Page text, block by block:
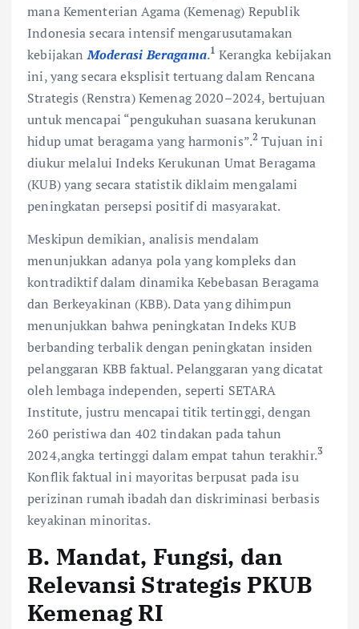
mana Kementerian Agama (Kemenag) Republik
Indonesia secara intensif mengarusutamakan
kebijakanModerasi Beragama.1 Kerangka kebijakan
ini, yang secara eksplisit tertuang dalam Rencana
Strategis (Renstra) Kemenag 2020–2024, bertujuan
untuk mencapai “pengukuhan suasana kerukunan
hidup umat beragama yang harmonis”.2 Tujuan ini
diukur melalui Indeks Kerukunan Umat Beragama
(KUB) yang secara statistik diklaim mengalami
peningkatan persepsi positif di masyarakat.
Meskipun demikian, analisis mendalam
menunjukkan adanya pola yang kompleks dan
kontradiktif dalam dinamika Kebebasan Beragama
dan Berkeyakinan (KBB). Data yang dihimpun
menunjukkan bahwa peningkatan Indeks KUB
berbanding terbalik dengan peningkatan insiden
pelanggaran KBB faktual. Pelanggaran yang dicatat
oleh lembaga independen, seperti SETARA
Institute, justru mencapai titik tertinggi, dengan
260 peristiwa dan 402 tindakan pada tahun
2024,angka tertinggi dalam empat tahun terakhir.3
Konflik faktual ini mayoritas berpusat pada isu
perizinan rumah ibadah dan diskriminasi berbasis
keyakinan minoritas.
B. Mandat, Fungsi, dan
Relevansi Strategis PKUB
Kemenag RI